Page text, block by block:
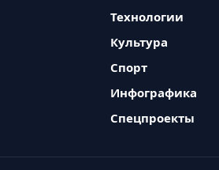
Технологии
Культура
Спорт
Инфографика
Спецпроекты